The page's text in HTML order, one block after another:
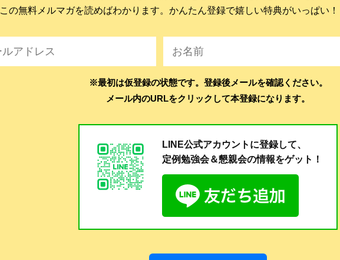
この無料メルマガを読めばわかります。かんたん登録で嬉しい特典がいっぱい！
※最初は仮登録の状態です。登録後メールを確認ください。
メール内のURLをクリックして本登録になります。
LINE公式アカウントに登録して、
定例勉強会＆懇親会の情報をゲット！